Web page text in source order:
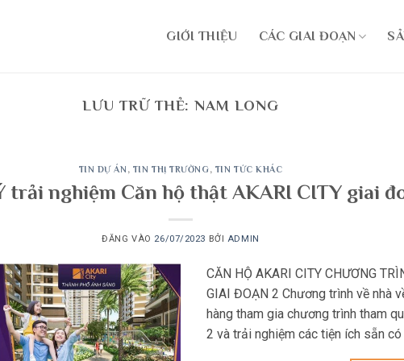
GIỚI THIỆU CÁC GIAI ĐOẠN
LƯU TRỮ THẺ:NAM LONG
TIN DỰ ÁN , TIN THỊ TRƯỜNG, TIN TỨC KHÁC
trải nghiệm Căn hộ thật AKARI CITY giai
ĐĂNG VÀO 26/07/2023 BỞI ADMIN
CĂN HỘ AKARI CITY CHƯƠNG
GIAI ĐOẠN 2 Chương trình về nhà
hàng tham gia chương trình tham
2 và trải nghiệm các tiện ích sẵn